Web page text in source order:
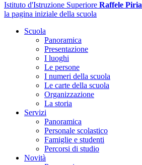
Istituto d'Istruzione Superiore Raffele Piria
la pagina iniziale della scuola
Scuola
Panoramica
Presentazione
I luoghi
Le persone
I numeri della scuola
Le carte della scuola
Organizzazione
La storia
Servizi
Panoramica
Personale scolastico
Famiglie e studenti
Percorsi di studio
Novità